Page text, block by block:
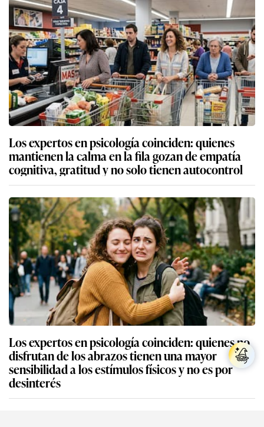
Los expertos en psicología coinciden: quienes
mantienen la calma en la fila gozan de empatía
cognitiva, gratitud y no solo tienen autocontrol
Los expertos en psicología coinciden: quienes no
disfrutan de los abrazos tienen una mayor
sensibilidad a los estímulos físicos y no es por
desinterés